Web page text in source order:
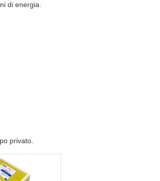
di energia.
privato.